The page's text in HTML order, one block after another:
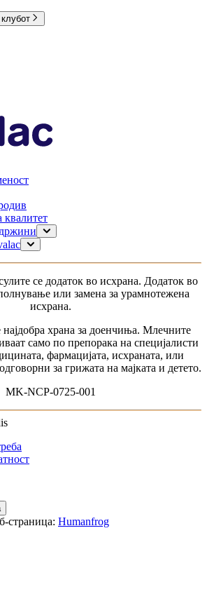
квалитет
на бременост
без дигестивни проблеми
со алергија
се додаток во исхрана. Додаток во
или замена за урамнотежена
исхрана.
храна за доенчиња. Млечните
само по препорака на специјалисти
фармацијата, исхраната, или
за грижата на мајката и детето.
MK-NCP-0725-001
страница: Humanfrog